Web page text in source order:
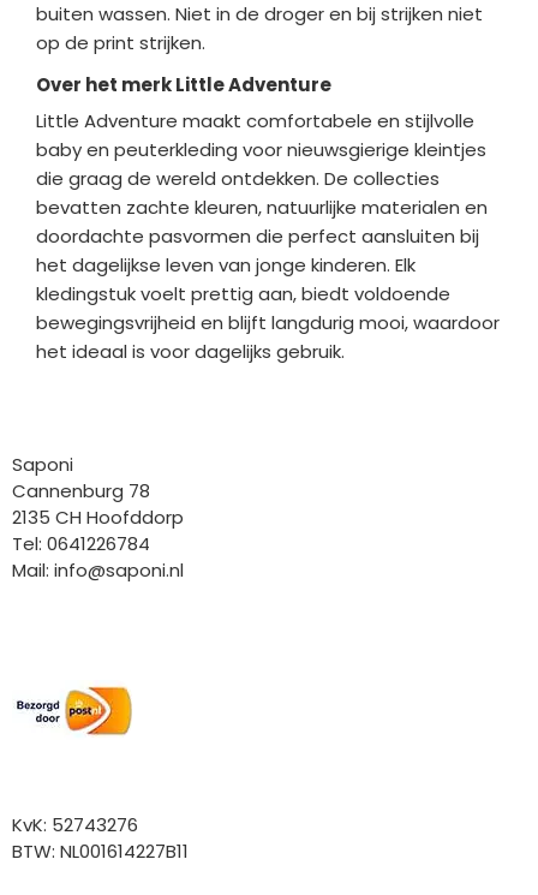
buiten wassen. Niet in de droger en bij strijken niet
op de print strijken.
Over het merk Little Adventure
Little Adventure maakt comfortabele en stijlvolle
baby en peuterkleding voor nieuwsgierige kleintjes
die graag de wereld ontdekken. De collecties
bevatten zachte kleuren, natuurlijke materialen en
doordachte pasvormen die perfect aansluiten bij
het dagelijkse leven van jonge kinderen. Elk
kledingstuk voelt prettig aan, biedt voldoende
bewegingsvrijheid en blijft langdurig mooi, waardoor
het ideaal is voor dagelijks gebruik.
Saponi
Cannenburg 78
2135 CH Hoofddorp
Tel: 0641226784
Mail: info@saponi.nl
KvK: 52743276
BTW: NL001614227B11